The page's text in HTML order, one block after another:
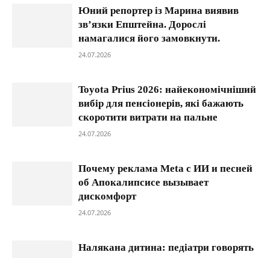
Юний репортер із Марина виявив
зв’язки Епштейна. Дорослі
намагалися його замовкнути.
24.07.2026
Toyota Prius 2026: найекономічніший
вибір для пенсіонерів, які бажають
скоротити витрати на пальне
24.07.2026
Почему реклама Meta с ИИ и песней
об Апокалипсисе вызывает
дискомфорт
24.07.2026
Налякана дитина: педіатри говорять